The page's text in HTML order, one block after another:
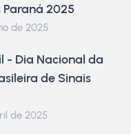
Paraná 2025
de 2025
- Dia Nacional da
de Sinais
de 2025